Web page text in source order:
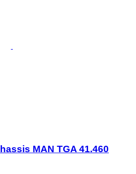
MAN TGA 41.460